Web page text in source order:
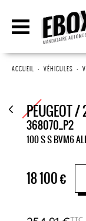
ACCUEIL • VÉHICULES •
PEUGEOT
368070_P2
100 S S BVM6
18 100€